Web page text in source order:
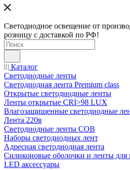
Светодиодное освещение от
розницу с доставкой по РФ!
Каталог
Светодиодные ленты
Светодиодная лента Premium class
Открытые светодиодные ленты
Ленты открытые CRI>98 LUX
Влагозащищенные светодиодные
Лента 220в
Светодиодные ленты COB
Наборы светодиодных лент
Адресная светодиодная лента
Силиконовые оболочки и ленты для
LED аксессуары